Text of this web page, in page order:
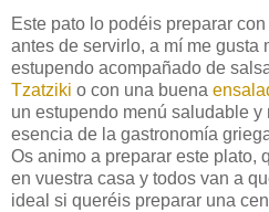
Este pato lo podéis preparar
antes de servirlo, a mí me gusta
estupendo acompañado de
Tzatziki o con una buena
un estupendo menú saludable y
esencia de la gastronomía
Os animo a preparar este plato,
en vuestra casa y todos van a
ideal si queréis preparar una